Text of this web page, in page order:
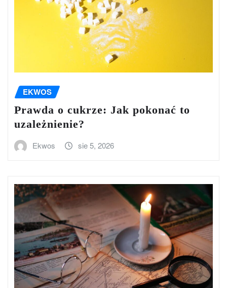
EKWOS
Prawda o cukrze: Jak pokonać to
uzależnienie?
Ekwos sie 5, 2026